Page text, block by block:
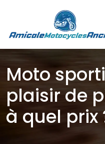
Moto
plaisir de
à quel prix